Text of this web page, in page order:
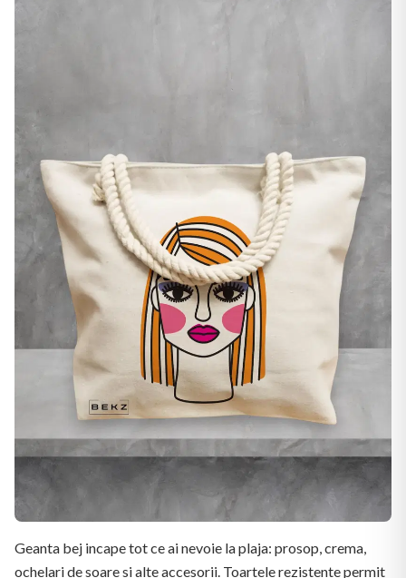
Geanta bej incape tot ce ai nevoie la plaja: prosop, crema,
ochelari de soare si alte accesorii. Toartele rezistente permit